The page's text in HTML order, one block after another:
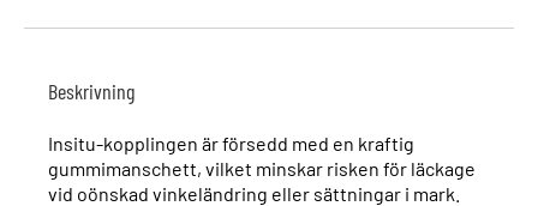
Beskrivning
Insitu-kopplingen är försedd med en kraftig
gummimanschett, vilket minskar risken för läckage
vid oönskad vinkeländring eller sättningar i mark.